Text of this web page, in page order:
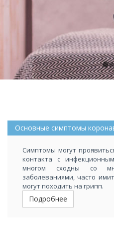
Основные симптомы
Симптомы могут
контакта с
многом сходны со
заболеваниями, часто
могут походить на грипп.
Подробнее